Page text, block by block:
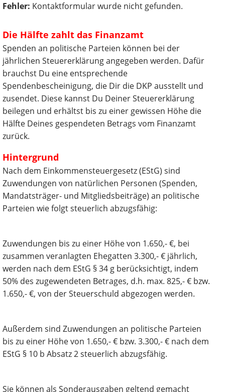
Fehler: Kontaktformular wurde nicht gefunden.
Die Hälfte zahlt das Finanzamt
Spenden an politische Parteien können bei der
jährlichen Steuererklärung angegeben werden. Dafür
brauchst Du eine entsprechende
Spendenbescheinigung, die Dir die DKP ausstellt und
zusendet. Diese kannst Du Deiner Steuererklärung
beilegen und erhältst bis zu einer gewissen Höhe die
Hälfte Deines gespendeten Betrags vom Finanzamt
zurück.
Hintergrund
Nach dem Einkommensteuergesetz (EStG) sind
Zuwendungen von natürlichen Personen (Spenden,
Mandatsträger- und Mitgliedsbeiträge) an politische
Parteien wie folgt steuerlich abzugsfähig:
Zuwendungen bis zu einer Höhe von 1.650,- €, bei
zusammen veranlagten Ehegatten 3.300,- € jährlich,
werden nach dem EStG § 34 g berücksichtigt, indem
50% des zugewendeten Betrages, d.h. max. 825,- € bzw.
1.650,- €, von der Steuerschuld abgezogen werden.
Außerdem sind Zuwendungen an politische Parteien
bis zu einer Höhe von 1.650,- € bzw. 3.300,- € nach dem
EStG § 10 b Absatz 2 steuerlich abzugsfähig.
Sie können als Sonderausgaben geltend gemacht